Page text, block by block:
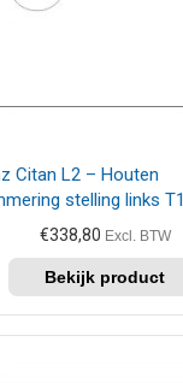
Citan L2 – Houten
stelling links T1
€338,80 Excl. BTW